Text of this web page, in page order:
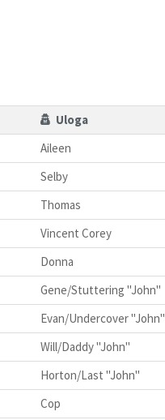
Uloga
Aileen
Selby
Thomas
Vincent Corey
Donna
Gene/Stuttering "John"
Evan/Undercover "John"
Will/Daddy "John"
Horton/Last "John"
Cop